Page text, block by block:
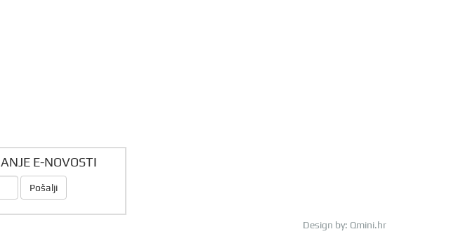
E-NOVOSTI
Pošalji
Design by: Qmini.hr